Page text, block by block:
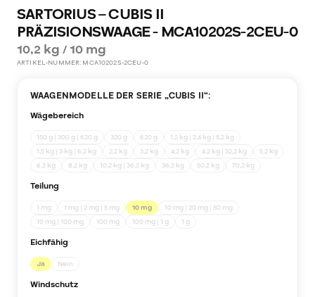
SARTORIUS – CUBIS II
PRÄZISIONSWAAGE - MCA10202S-2CEU-0
10,2 kg / 10 mg
ARTIKEL-NUMMER: MCA10202S-2CEU-0
WAAGENMODELLE DER SERIE „CUBIS II“:
Wägebereich
150 g | 300 g | 620 g 320 g 620 g
1,2 kg | 2,4 kg | 5,2 kg
1,5 kg | 3 kg | 6,2 kg
2,2 kg 3,2 kg 4,2 kg 4,2 kg | 32,2 kg
5,2 kg
6,2 kg
8,2 kg 10,2 kg | 36,2 kg 36,2 kg 50,2 kg 70,2 kg
Teilung
1 mg 1 mg | 2 mg | 5 mg 10 mg
10 mg | 20 mg | 50 mg
10 mg | 100 mg
100 mg 100 mg | 1 g 1 g
Eichfähig
Ja Nein
Windschutz